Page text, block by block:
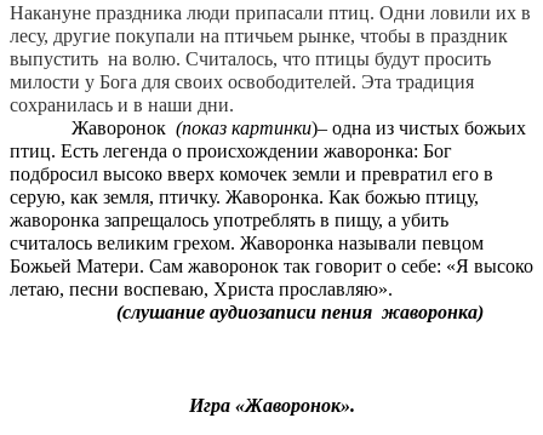
Накануне праздника люди припасали птиц. Одни ловили их в
лесу, другие покупали на птичьем рынке, чтобы в праздник
выпустить на волю. Считалось, что птицы будут просить
милости у Бога для своих освободителей. Эта традиция
сохранилась и в наши дни.
Жаворонок(показ картинки)– одна из чистых божьих
птиц. Есть легенда о происхождении жаворонка: Бог
подбросил высоко вверх комочек земли и превратил его в
серую, как земля, птичку. Жаворонка. Как божью птицу,
жаворонка запрещалось употреблять в пищу, а убить
считалось великим грехом. Жаворонка называли певцом
Божьей Матери. Сам жаворонок так говорит о себе: «Я высоко
летаю, песни воспеваю, Христа прославляю».
(слушание аудиозаписи пения жаворонка)
Игра «Жаворонок».